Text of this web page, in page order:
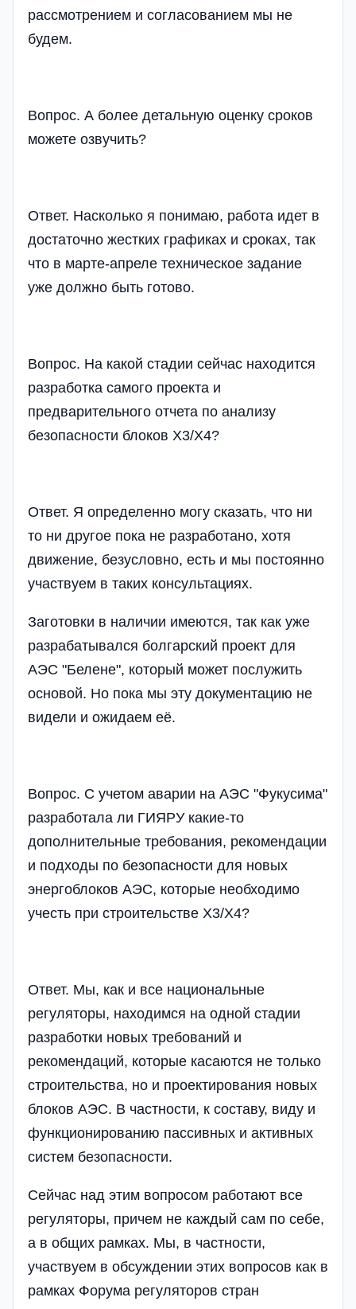
рассмотрением и согласованием мы не
будем.
Вопрос. А более детальную оценку сроков
можете озвучить?
Ответ. Насколько я понимаю, работа идет в
достаточно жестких графиках и сроках, так
что в марте-апреле техническое задание
уже должно быть готово.
Вопрос. На какой стадии сейчас находится
разработка самого проекта и
предварительного отчета по анализу
безопасности блоков Х3/Х4?
Ответ. Я определенно могу сказать, что ни
то ни другое пока не разработано, хотя
движение, безусловно, есть и мы постоянно
участвуем в таких консультациях.
Заготовки в наличии имеются, так как уже
разрабатывался болгарский проект для
АЭС "Белене", который может послужить
основой. Но пока мы эту документацию не
видели и ожидаем её.
Вопрос. С учетом аварии на АЭС "Фукусима"
разработала ли ГИЯРУ какие-то
дополнительные требования, рекомендации
и подходы по безопасности для новых
энергоблоков АЭС, которые необходимо
учесть при строительстве Х3/Х4?
Ответ. Мы, как и все национальные
регуляторы, находимся на одной стадии
разработки новых требований и
рекомендаций, которые касаются не только
строительства, но и проектирования новых
блоков АЭС. В частности, к составу, виду и
функционированию пассивных и активных
систем безопасности.
Сейчас над этим вопросом работают все
регуляторы, причем не каждый сам по себе,
а в общих рамках. Мы, в частности,
участвуем в обсуждении этих вопросов как в
рамках Форума регуляторов стран